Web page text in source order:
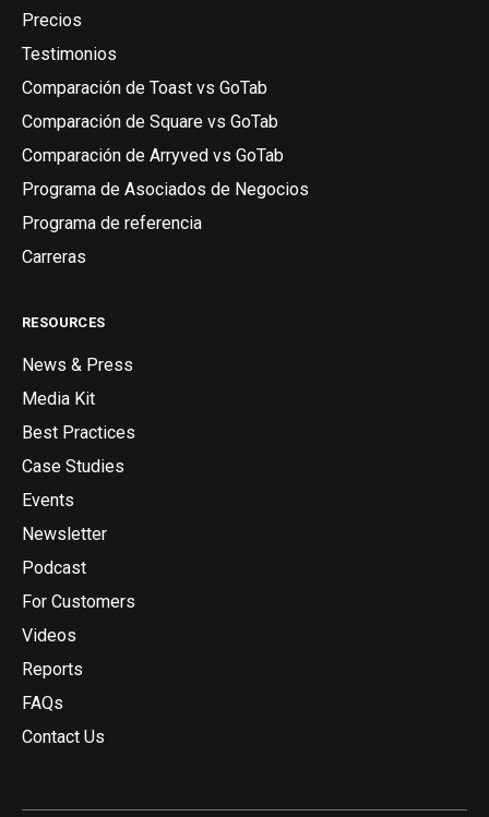
Precios
Testimonios
Comparación de Toast vs GoTab
Comparación de Square vs GoTab
Comparación de Arryved vs GoTab
Programa de Asociados de Negocios
Programa de referencia
Carreras
RESOURCES
News & Press
Media Kit
Best Practices
Case Studies
Events
Newsletter
Podcast
For Customers
Videos
Reports
FAQs
Contact Us